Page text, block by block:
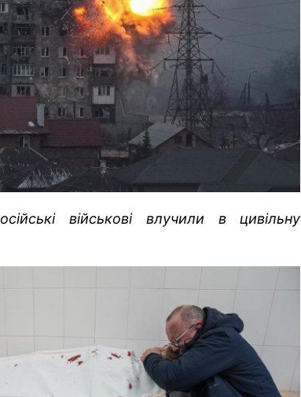
військові влучили в цивільну